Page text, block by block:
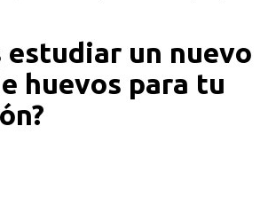
estudiar un nuevo
huevos para tu